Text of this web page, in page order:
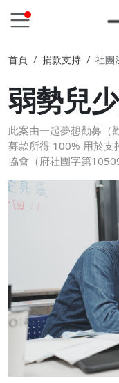
首頁 捐款支持 社團
弱勢兒
此案由一起夢想勸募（
募款所得 100% 用於支
協會（府社團字第